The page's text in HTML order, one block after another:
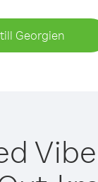
Georgien